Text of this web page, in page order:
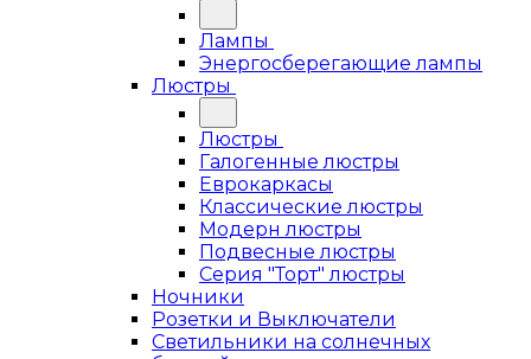
Лампы
Энергосберегающие лампы
Люстры
Люстры
Галогенные люстры
Еврокаркасы
Классические люстры
Модерн люстры
Подвесные люстры
Серия "Торт" люстры
Ночники
Розетки и Выключатели
Светильники на солнечных